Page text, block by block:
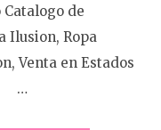
Catalogo de
Ilusion, Ropa
Venta en Estados
…